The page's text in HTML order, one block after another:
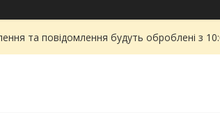
та повідомлення будуть оброблені з